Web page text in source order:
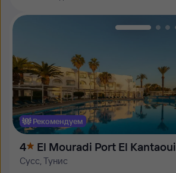
Рекомендуем
4 El Mouradi Port El Kantaoui
Сусс, Тунис